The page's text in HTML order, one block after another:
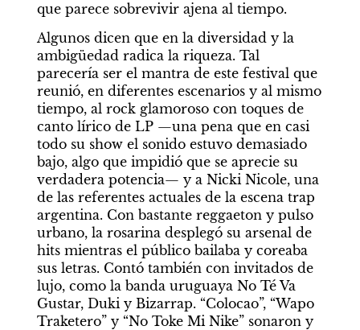
que parece sobrevivir ajena al tiempo.
Algunos dicen que en la diversidad y la
ambigüedad radica la riqueza. Tal
parecería ser el mantra de este festival que
reunió, en diferentes escenarios y al mismo
tiempo, al rock glamoroso con toques de
canto lírico de LP —una pena que en casi
todo su show el sonido estuvo demasiado
bajo, algo que impidió que se aprecie su
verdadera potencia— y a Nicki Nicole, una
de las referentes actuales de la escena trap
argentina. Con bastante reggaeton y pulso
urbano, la rosarina desplegó su arsenal de
hits mientras el público bailaba y coreaba
sus letras. Contó también con invitados de
lujo, como la banda uruguaya No Té Va
Gustar, Duki y Bizarrap. “Colocao”, “Wapo
Traketero” y “No Toke Mi Nike” sonaron y